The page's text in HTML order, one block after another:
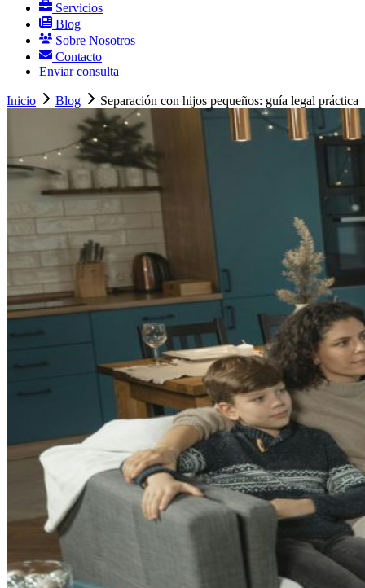
Servicios
Blog
Sobre Nosotros
Contacto
Enviar consulta
Inicio Blog Separación con hijos pequeños: guía legal práctica